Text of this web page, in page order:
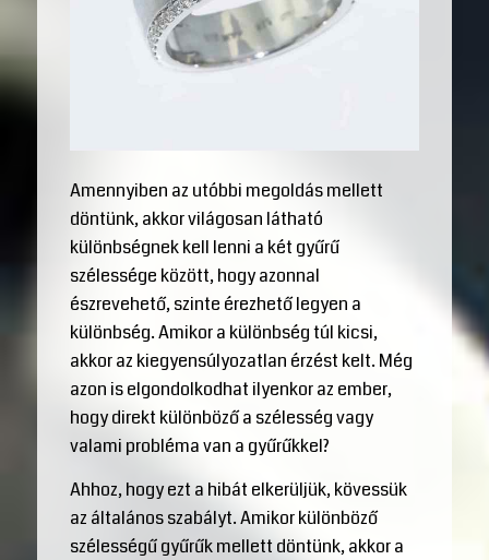
Amennyiben az utóbbi megoldás mellett
döntünk, akkor világosan látható
különbségnek kell lenni a két gyűrű
szélessége között, hogy azonnal
észrevehető, szinte érezhető legyen a
különbség. Amikor a különbség túl kicsi,
akkor az kiegyensúlyozatlan érzést kelt. Még
azon is elgondolkodhat ilyenkor az ember,
hogy direkt különböző a szélesség vagy
valami probléma van a gyűrűkkel?
Ahhoz, hogy ezt a hibát elkerüljük, kövessük
az általános szabályt. Amikor különböző
szélességű gyűrűk mellett döntünk, akkor a